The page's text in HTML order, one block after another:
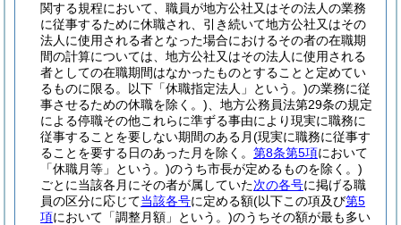
関する規程において、職員が地方公社又はその法人の業務
に従事するために休職され、引き続いて地方公社又はその
法人に使用される者となった場合におけるその者の在職期
間の計算については、地方公社又はその法人に使用される
者としての在職期間はなかったものとすることと定めてい
るものに限る。以下「休職指定法人」という。)の業務に従
事させるための休職を除く。) 、地方公務員法第29条の規定
による停職その他これらに準ずる事由により現実に職務に
従事することを要しない期間のある月(現実に職務に従事す
ることを要する日のあった月を除く。 第8条第5項において
「休職月等」という。)のうち市長が定めるものを除く。)
ごとに当該各月にその者が属していた次の各号に掲げる職
員の区分に応じて当該各号に定める額(以下この項及び第5
項において「調整月額」という。)のうちその額が最も多い